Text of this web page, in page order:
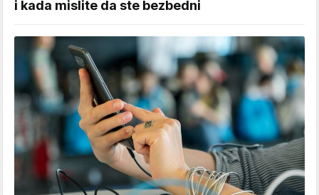
i kada mislite da ste bezbedni